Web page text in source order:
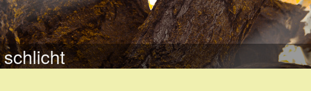
WEITER
ZUM
INHALT